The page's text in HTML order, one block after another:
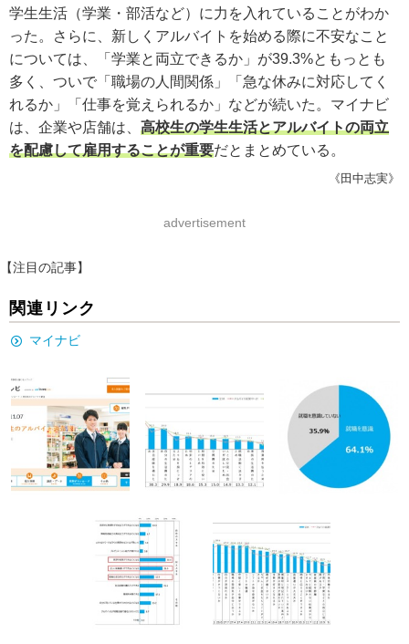
学生生活（学業・部活など）に力を入れていることがわか
った。さらに、新しくアルバイトを始める際に不安なこと
については、「学業と両立できるか」が39.3%ともっとも
多く、ついで「職場の人間関係」「急な休みに対応してく
れるか」「仕事を覚えられるか」などが続いた。マイナビ
は、企業や店舗は、 高校生の学生生活とアルバイトの両立
を配慮して雇用することが重要だとまとめている。
《田中志実》
advertisement
【注目の記事】
関連リンク
マイナビ